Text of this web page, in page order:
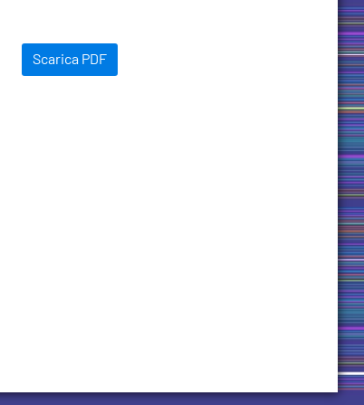
Scarica PDF